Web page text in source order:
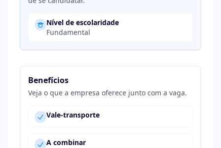
Nível de escolaridade
Fundamental
Benefícios
Veja o que a empresa oferece junto com a vaga.
Vale-transporte
A combinar